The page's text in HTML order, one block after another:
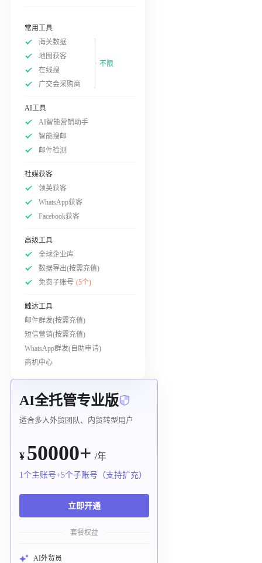
常用工具
海关数据
地图获客
在线搜
广交会采购商
不限
AI工具
AI智能营销助手
智能搜邮
邮件检测
社媒获客
领英获客
WhatsApp获客
Facebook获客
高级工具
全球企业库
数据导出(按需充值)
免费子账号 (5个)
触达工具
邮件群发(按需充值)
短信营销(按需充值)
WhatsApp群发(自助申请)
商机中心
AI全托管专业版
适合多人外贸团队、内贸转型用户
¥ 50000+ /年
1个主账号+5个子账号（支持扩充）
立即开通
套餐权益
AI外贸员